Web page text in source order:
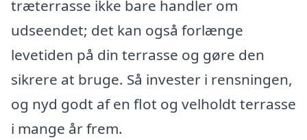
træterrasse ikke bare handler om
udseendet; det kan også forlænge
levetiden på din terrasse og gøre den
sikrere at bruge. Så invester i rensningen,
og nyd godt af en flot og velholdt terrasse
i mange år frem.